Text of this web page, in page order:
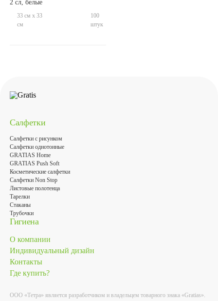
2 сл, белые
33 см x 33
см
100
штук
Салфетки
Салфетки с рисунком
Салфетки однотонные
GRATIAS Home
GRATIAS Push Soft
Косметические салфетки
Салфетки Non Stop
Листовые полотенца
Тарелки
Стаканы
Трубочки
Гигиена
О компании
Индивидуальный дизайн
Контакты
Где купить?
ООО «Тетра» является разработчиком и владельцем товарного знака «Gratias».